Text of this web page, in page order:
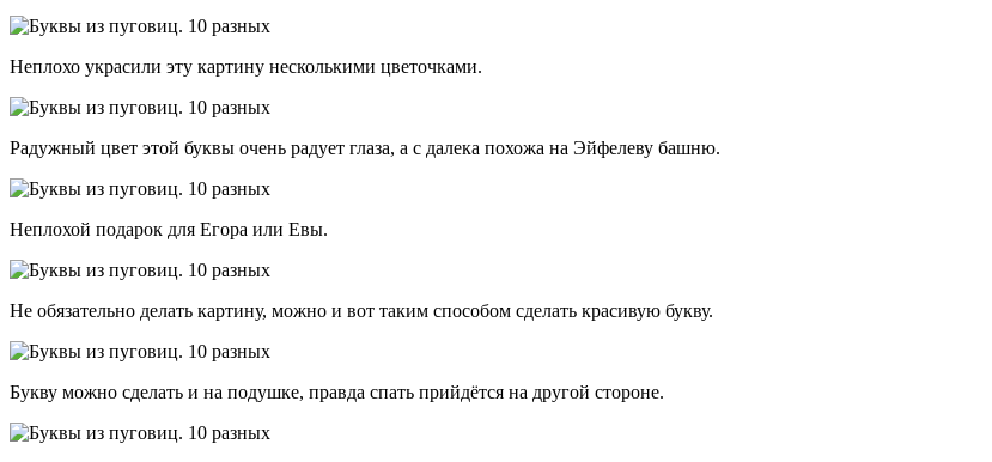
Неплохо украсили эту картину несколькими цветочками.
Радужный цвет этой буквы очень радует глаза, а с далека похожа на Эйфелеву башню.
Неплохой подарок для Егора или Евы.
Не обязательно делать картину, можно и вот таким способом сделать красивую букву.
Букву можно сделать и на подушке, правда спать прийдётся на другой стороне.